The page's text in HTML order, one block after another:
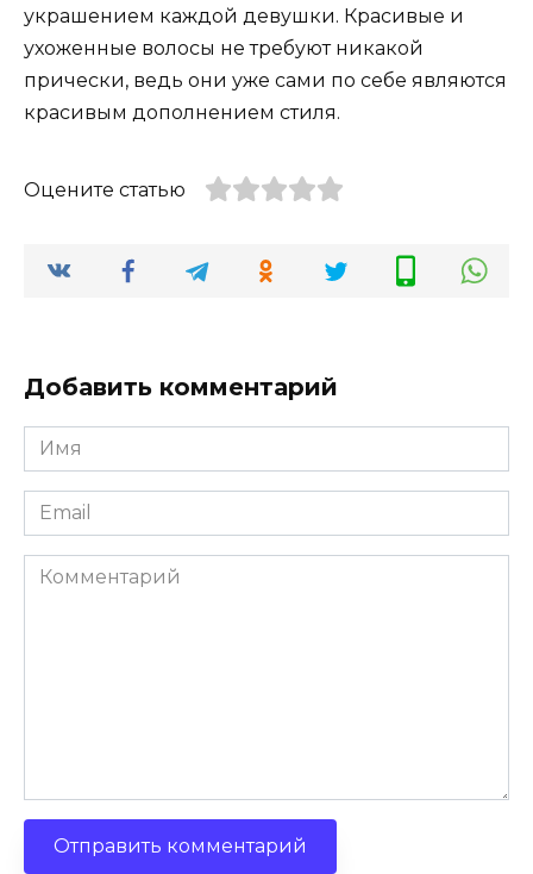
украшением каждой девушки. Красивые и
ухоженные волосы не требуют никакой
прически, ведь они уже сами по себе являются
красивым дополнением стиля.
Оцените статью
Добавить комментарий
Имя
*
Email
*
Комментарий